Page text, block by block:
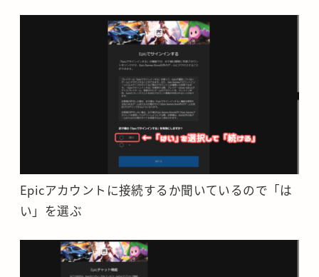
Epicアカウントに接続するか聞いているので「は
い」を選ぶ